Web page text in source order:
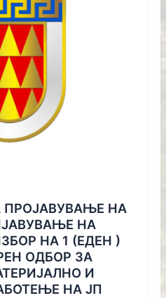
ПРОЈАВУВАЊЕ НА
НА
НА 1 (ЕДЕН )
ОДБОР ЗА
И
НА ЈП